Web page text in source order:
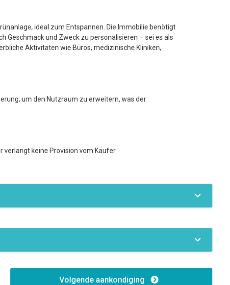
ideal zum Entspannen. Die Immobilie benötigt
Geschmack und Zweck zu personalisieren – sei es als
Aktivitäten wie Büros, medizinische Kliniken,
um den Nutzraum zu erweitern, was der
verlangt keine Provision vom Käufer.
Volgende aankondiging